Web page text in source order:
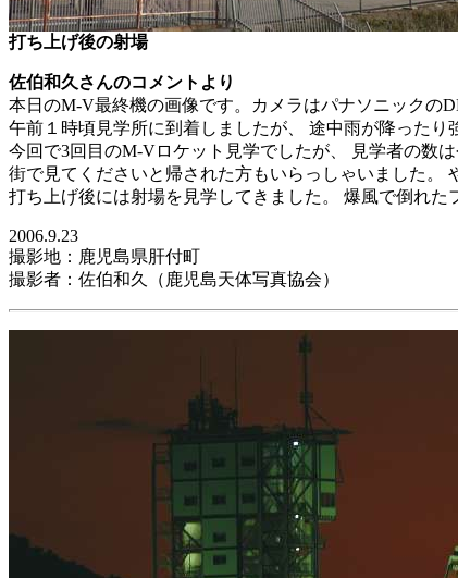
打ち上げ後の射場
佐伯和久さんのコメントより
本日のM-V最終機の画像です。カメラはパナソニックの
午前１時頃見学所に到着しましたが、 途中雨が降ったり
今回で3回目のM-Vロケット見学でしたが、 見学者の数
街で見てくださいと帰された方もいらっしゃいました。
打ち上げ後には射場を見学してきました。 爆風で倒れ
2006.9.23
撮影地：鹿児島県肝付町
撮影者：佐伯和久（鹿児島天体写真協会）